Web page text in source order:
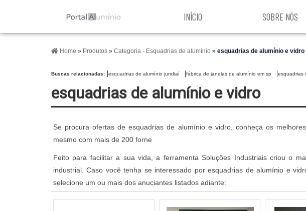
INÍCIO SOBRE NÓS
Home » Produtos » Categoria - Esquadrias de alumínio » esquadrias de alumínio e vidro
Buscas relacionadas: esquadrias de alumínio jundiaí fábrica de janelas de alumínio em sp esquadrias
esquadrias de alumínio e vidro
Se procura ofertas de esquadrias de alumínio e vidro, conheça os
mesmo com mais de 200 forne
Feito para facilitar a sua vida, a ferramenta Soluções Industriais criou o
industrial. Caso você tenha se interessado por esquadrias de alumínio e
selecione um ou mais dos anuciantes listados adiante: